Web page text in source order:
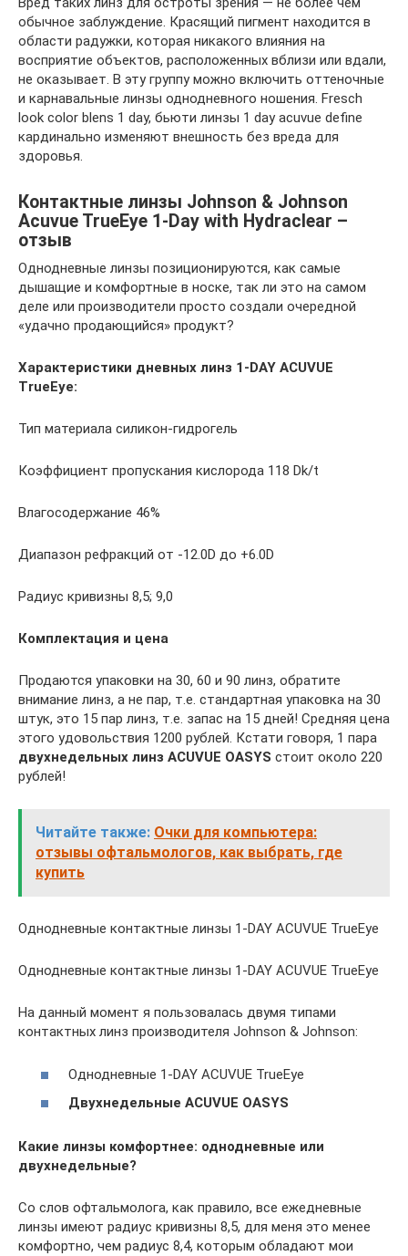
обычное заблуждение. Красящий пигмент находится в
области радужки, которая никакого влияния на
восприятие объектов, расположенных вблизи или вдали,
не оказывает. В эту группу можно включить оттеночные
и карнавальные линзы однодневного ношения. Fresch
look color blens 1 day, бьюти линзы 1 day acuvue define
кардинально изменяют внешность без вреда для
здоровья.
Контактные линзы Johnson & Johnson
Acuvue TrueEye 1-Day with Hydraclear –
отзыв
Однодневные линзы позиционируются, как самые
дышащие и комфортные в носке, так ли это на самом
деле или производители просто создали очередной
«удачно продающийся» продукт?
Характеристики дневных линз 1-DAY ACUVUE
TrueEye:
Тип материала силикон-гидрогель
Коэффициент пропускания кислорода 118 Dk/t
Влагосодержание 46%
Диапазон рефракций от -12.0D до +6.0D
Радиус кривизны 8,5; 9,0
Комплектация и цена
Продаются упаковки на 30, 60 и 90 линз, обратите
внимание линз, а не пар, т.е. стандартная упаковка на 30
штук, это 15 пар линз, т.е. запас на 15 дней! Средняя цена
этого удовольствия 1200 рублей. Кстати говоря, 1 пара
двухнедельных линз ACUVUE OASYS стоит около 220
рублей!
Читайте также: Очки для компьютера:
отзывы офтальмологов, как выбрать, где
купить
Однодневные контактные линзы 1-DAY ACUVUE TrueEye
Однодневные контактные линзы 1-DAY ACUVUE TrueEye
На данный момент я пользовалась двумя типами
контактных линз производителя Johnson & Johnson:
Однодневные 1-DAY ACUVUE TrueEye
Двухнедельные ACUVUE OASYS
Какие линзы комфортнее: однодневные или
двухнедельные?
Со слов офтальмолога, как правило, все ежедневные
линзы имеют радиус кривизны 8,5, для меня это менее
комфортно, чем радиус 8,4, которым обладают мои